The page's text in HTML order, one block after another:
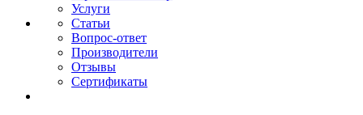
Услуги
Статьи
Вопрос-ответ
Производители
Отзывы
Сертификаты